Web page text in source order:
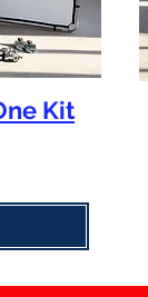
Kit